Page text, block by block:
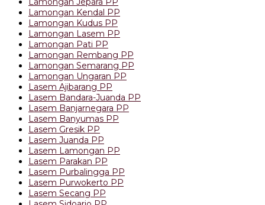
Lamongan Kendal PP
Lamongan Kudus PP
Lamongan Lasem PP
Lamongan Pati PP
Lamongan Rembang PP
Lamongan Semarang PP
Lamongan Ungaran PP
Lasem Ajibarang PP
Lasem Bandara-Juanda PP
Lasem Banjarnegara PP
Lasem Banyumas PP
Lasem Gresik PP
Lasem Juanda PP
Lasem Lamongan PP
Lasem Parakan PP
Lasem Purbalingga PP
Lasem Purwokerto PP
Lasem Secang PP